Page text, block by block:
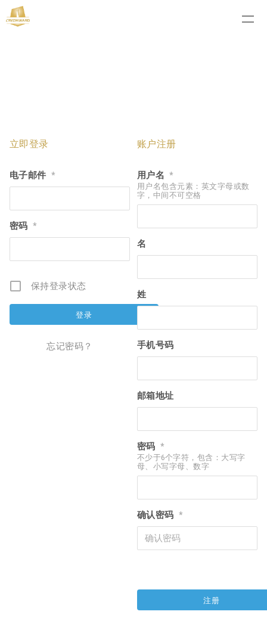
立即登录
电子邮件 *
密码 *
保持登录状态
忘记密码？
账户注册
用户名 *
用户名包含元素：英文字母或数
字，中间不可空格
名
姓
手机号码
邮箱地址
密码 *
不少于6个字符，包含：大写字
母、小写字母、数字
确认密码 *